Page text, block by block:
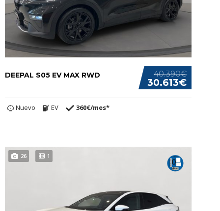
40.390€
30.613€
DEEPAL S05 EV MAX RWD
Nuevo EV 360€/mes*
26 1